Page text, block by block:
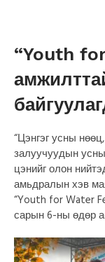
“Youth
“Цэнгэг усны
залуучуудын
цэнийг олон
амьдралын хэв
“Youth for Water
сарын 6-ны өдөр